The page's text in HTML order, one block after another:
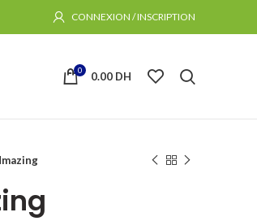
CONNEXION / INSCRIPTION
0 0.00 DH